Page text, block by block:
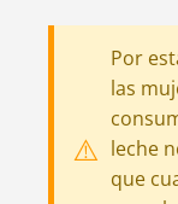
Por
las
leche
que